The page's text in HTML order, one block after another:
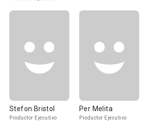
Stefon Bristol
Productor Ejecutivo
Per Melita
Productor Ejecutivo